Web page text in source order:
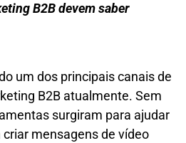
B2B devem saber
um dos principais canais de
B2B atualmente. Sem
surgiram para ajudar
mensagens de vídeo